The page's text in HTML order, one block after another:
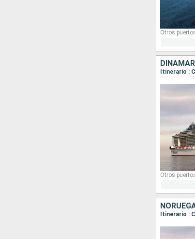
Otros
Itinerario :
Otros
Itinerario :